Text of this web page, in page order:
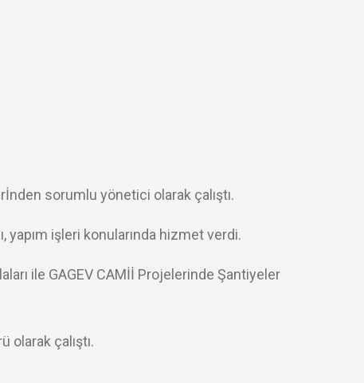
sorumlu yönetici olarak çalıştı.
yapım işleri konularında hizmet verdi.
ile GAGEV CAMİİ Projelerinde Şantiyeler
olarak çalıştı.